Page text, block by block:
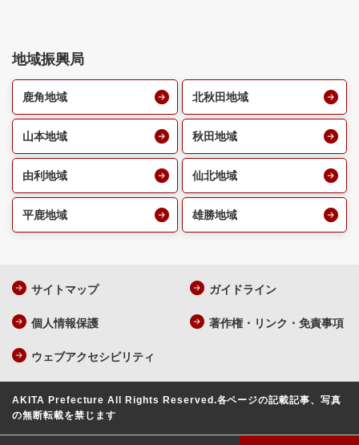
地域振興局
鹿角地域 北秋田地域
山本地域 秋田地域
由利地域 仙北地域
平鹿地域 雄勝地域
サイトマップ ガイドライン
個人情報保護 著作権・リンク・免責事項
ウェブアクセシビリティ
AKITA Prefecture All Rights Reserved.各ページの記載記事、写真
の無断転載を禁じます